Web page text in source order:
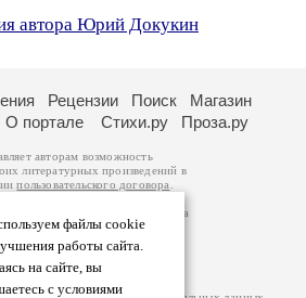
автора Юрий Докукин
файлы cookie
работы сайта.
на сайте, вы
с условиями
Рецензии Поиск
Магазин
О портале Стихи.ру Проза.ру
авторам возможность
литературных произведений в
пользовательского договора
принадлежат авторам
произведений возможна
к которому вы можете
странице. Ответственность за
несут самостоятельно на
изаконодательства